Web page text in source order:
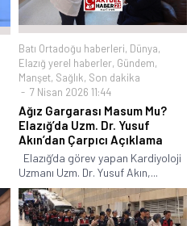
Batı Ortadoğu haberleri, Dünya,
Elazığ yerel haberler, Gündem,
Manşet, Sağlık, Son dakika
7 Nisan 2026 11:44
Ağız Gargarası Masum Mu?
Elazığ’da Uzm. Dr. Yusuf
Akın’dan Çarpıcı Açıklama
Elazığ’da görev yapan Kardiyoloji
Uzmanı Uzm. Dr. Yusuf Akın,...